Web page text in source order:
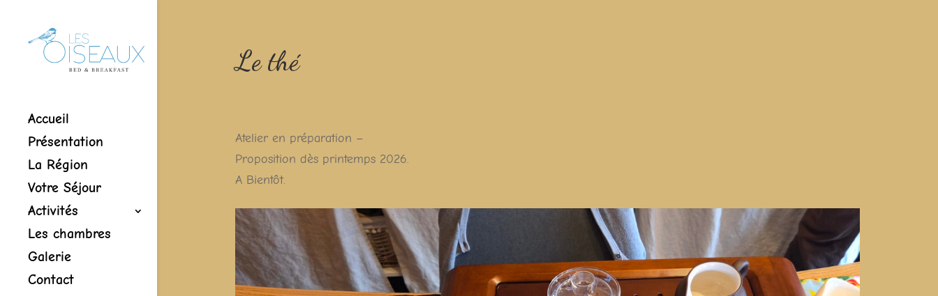
Accueil
Présentation
La Région
Votre Séjour
Activités
Les chambres
Galerie
Contact
Le thé
Atelier en préparation –
Proposition dès printemps 2026.
A Bientôt.